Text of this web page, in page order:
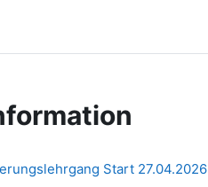
Start 27.04.2026